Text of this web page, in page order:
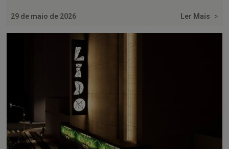
29 de maio de 2026 Ler Mais >